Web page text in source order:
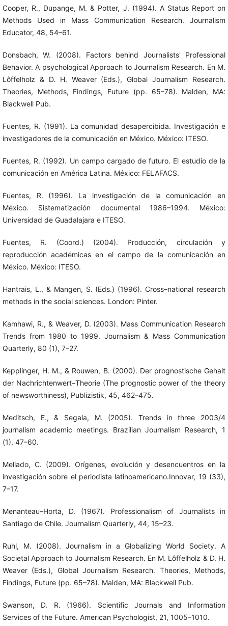
Cooper, R., Dupange, M. & Potter, J. (1994). A Status Report on
Methods Used in Mass Communication Research. Journalism
Educator, 48, 54–61.
Donsbach, W. (2008). Factors behind Journalists' Professional
Behavior. A psychological Approach to Journalism Research. En M.
Lôffelholz & D. H. Weaver (Eds.), Global Journalism Research.
Theories, Methods, Findings, Future (pp. 65–78). Malden, MA:
Blackwell Pub.
Fuentes, R. (1991). La comunidad desapercibida. Investigación e
investigadores de la comunicación en México. México: ITESO.
Fuentes, R. (1992). Un campo cargado de futuro. El estudio de la
comunicación en América Latina. México: FELAFACS.
Fuentes, R. (1996). La investigación de la comunicación en
México. Sistematización documental 1986–1994. México:
Universidad de Guadalajara e ITESO.
Fuentes, R. (Coord.) (2004). Producción, circulación y
reproducción académicas en el campo de la comunicación en
México. México: ITESO.
Hantrais, L., & Mangen, S. (Eds.) (1996). Cross–national research
methods in the social sciences. London: Pinter.
Kamhawi, R., & Weaver, D. (2003). Mass Communication Research
Trends from 1980 to 1999. Journalism & Mass Communication
Quarterly, 80 (1), 7–27.
Kepplinger, H. M., & Rouwen, B. (2000). Der prognostische Gehalt
der Nachrichtenwert–Theorie (The prognostic power of the theory
of newsworthiness), Publizistik, 45, 462–475.
Meditsch, E., & Segala, M. (2005). Trends in three 2003/4
journalism academic meetings. Brazilian Journalism Research, 1
(1), 47–60.
Mellado, C. (2009). Orígenes, evolución y desencuentros en la
investigación sobre el periodista latinoamericano.Innovar, 19 (33),
7–17.
Menanteau–Horta, D. (1967). Professionalism of Journalists in
Santiago de Chile. Journalism Quarterly, 44, 15–23.
Ruhl, M. (2008). Journalism in a Globalizing World Society. A
Societal Approach to Journalism Research. En M. Lôffelholz & D. H.
Weaver (Eds.), Global Journalism Research. Theories, Methods,
Findings, Future (pp. 65–78). Malden, MA: Blackwell Pub.
Swanson, D. R. (1966). Scientific Journals and Information
Services of the Future. American Psychologist, 21, 1005–1010.